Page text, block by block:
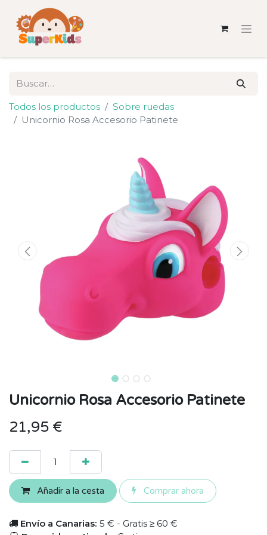
Todos los productos
Sobre ruedas
Unicornio Rosa Accesorio Patinete
Unicornio Rosa Accesorio Patinete
21,95 €
Añadir a la cesta Comprar ahora
Envío a Canarias: 5 € - Gratis ≥ 60 €